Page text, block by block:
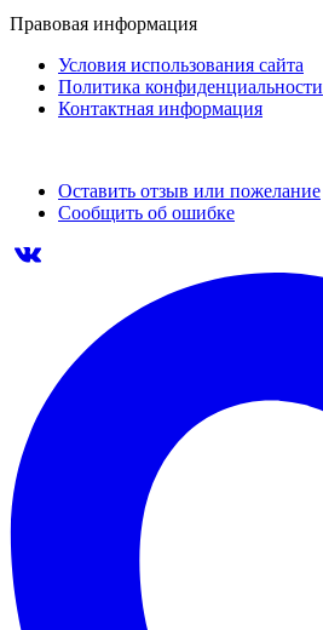
Правовая информация
Условия использования сайта
Политика конфиденциальности
Контактная информация
Оставить отзыв или пожелание
Сообщить об ошибке